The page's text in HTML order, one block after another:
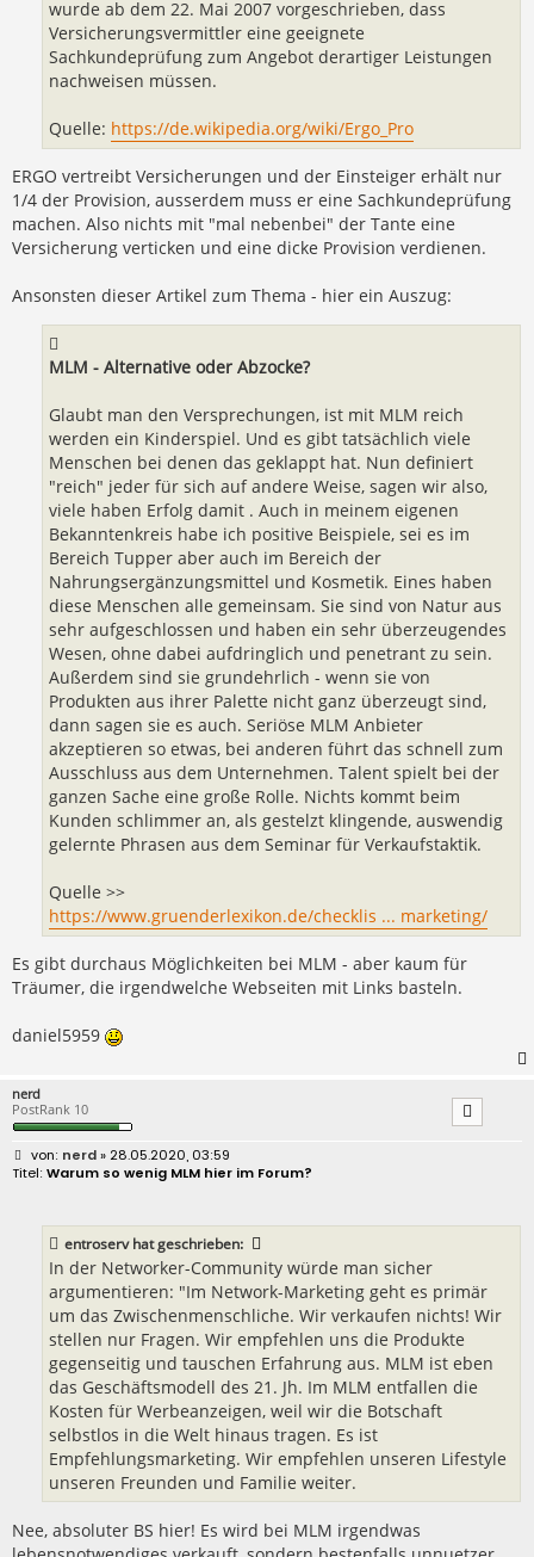
wurde ab dem 22. Mai 2007 vorgeschrieben, dass
Versicherungsvermittler eine geeignete
Sachkundeprüfung zum Angebot derartiger Leistungen
nachweisen müssen.
Quelle: https://de.wikipedia.org/wiki/Ergo_Pro
ERGO vertreibt Versicherungen und der Einsteiger erhält nur
1/4 der Provision, ausserdem muss er eine Sachkundeprüfung
machen. Also nichts mit "mal nebenbei" der Tante eine
Versicherung verticken und eine dicke Provision verdienen.
Ansonsten dieser Artikel zum Thema - hier ein Auszug:
MLM - Alternative oder Abzocke?
Glaubt man den Versprechungen, ist mit MLM reich
werden ein Kinderspiel. Und es gibt tatsächlich viele
Menschen bei denen das geklappt hat. Nun definiert
"reich" jeder für sich auf andere Weise, sagen wir also,
viele haben Erfolg damit . Auch in meinem eigenen
Bekanntenkreis habe ich positive Beispiele, sei es im
Bereich Tupper aber auch im Bereich der
Nahrungsergänzungsmittel und Kosmetik. Eines haben
diese Menschen alle gemeinsam. Sie sind von Natur aus
sehr aufgeschlossen und haben ein sehr überzeugendes
Wesen, ohne dabei aufdringlich und penetrant zu sein.
Außerdem sind sie grundehrlich - wenn sie von
Produkten aus ihrer Palette nicht ganz überzeugt sind,
dann sagen sie es auch. Seriöse MLM Anbieter
akzeptieren so etwas, bei anderen führt das schnell zum
Ausschluss aus dem Unternehmen. Talent spielt bei der
ganzen Sache eine große Rolle. Nichts kommt beim
Kunden schlimmer an, als gestelzt klingende, auswendig
gelernte Phrasen aus dem Seminar für Verkaufstaktik.
Quelle >>
https://www.gruenderlexikon.de/checklis ... marketing/
Es gibt durchaus Möglichkeiten bei MLM - aber kaum für
Träumer, die irgendwelche Webseiten mit Links basteln.
daniel5959
nerd
PostRank 10
B
e
nerd» 28.05.2020, 03:59
Warum so wenig MLM hier im Forum?
entroservhat geschrieben:
In der Networker-Community würde man sicher
argumentieren: "Im Network-Marketing geht es primär
um das Zwischenmenschliche. Wir verkaufen nichts! Wir
stellen nur Fragen. Wir empfehlen uns die Produkte
gegenseitig und tauschen Erfahrung aus. MLM ist eben
das Geschäftsmodell des 21. Jh. Im MLM entfallen die
Kosten für Werbeanzeigen, weil wir die Botschaft
selbstlos in die Welt hinaus tragen. Es ist
Empfehlungsmarketing. Wir empfehlen unseren Lifestyle
unseren Freunden und Familie weiter.
Nee, absoluter BS hier! Es wird bei MLM irgendwas